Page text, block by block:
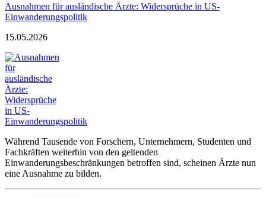
Ausnahmen für ausländische Ärzte: Widersprüche in US-
Einwanderungspolitik
15.05.2026
Während Tausende von Forschern, Unternehmern, Studenten und
Fachkräften weiterhin von den geltenden
Einwanderungsbeschränkungen betroffen sind, scheinen Ärzte nun
eine Ausnahme zu bilden.